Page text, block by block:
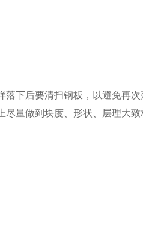
下后要清扫钢板，以避免再次
量做到块度、形状、层理大致